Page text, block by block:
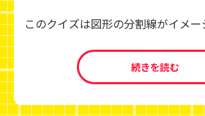
このクイズは図形の分割線がイメー
続きを読む